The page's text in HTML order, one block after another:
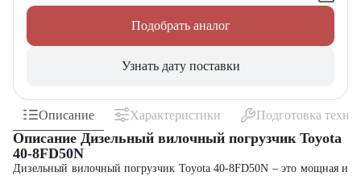
Подобрать аналог
Узнать дату поставки
Описание Характеристики Подготовка
Описание Дизельный вилочный погрузчик Toyota
40-8FD50N
Дизельный вилочный погрузчик Toyota 40-8FD50N – это мощная и